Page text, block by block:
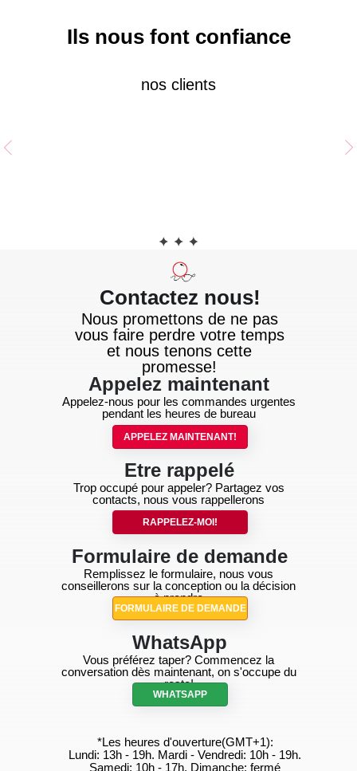
Ils nous font confiance
nos clients
Contactez nous!
Nous promettons de ne pas
vous faire perdre votre temps
et nous tenons cette
promesse!
*Les heures d'ouverture(GMT+1):
Lundi: 13h - 19h. Mardi - Vendredi: 10h - 19h.
Samedi: 10h - 17h. Dimanche: fermé
Formulaire de demande
Remplissez le formulaire, nous vous
conseillerons sur la conception ou la décision
à prendre
FORMULAIRE DE DEMANDE
Etre rappelé
Trop occupé pour appeler? Partagez vos
contacts, nous vous rappellerons
RAPPELEZ-MOI!
Appelez maintenant
Appelez-nous pour les commandes urgentes
pendant les heures de bureau
APPELEZ MAINTENANT!
WhatsApp
Vous préférez taper? Commencez la
conversation dès maintenant, on s'occupe du
reste!
WHATSAPP